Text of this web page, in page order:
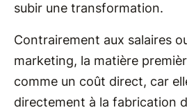
subir une transformation.
Contrairement aux salaires
marketing, la matière
comme un coût direct, car
directement à la fabrication